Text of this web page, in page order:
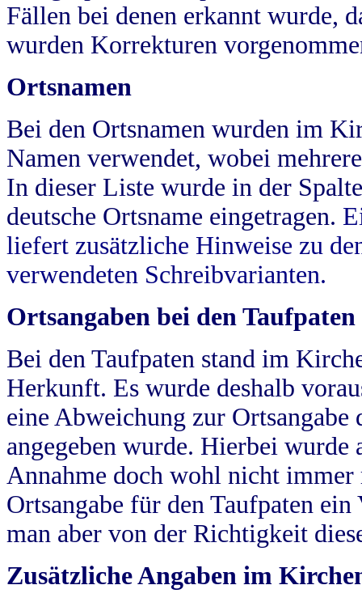
Fällen bei denen erkannt wurde,
wurden Korrekturen
Ortsnamen
Bei den Ortsnamen wurden im
Namen verwendet, wobei
In dieser Liste wurde in der
deutsche Ortsname eingetragen.
liefert zusätzliche Hinweise zu
verwendeten Schreibvarianten.
Ortsangaben bei den Taufpaten
Bei den Taufpaten stand im
Herkunft. Es wurde deshalb
eine Abweichung zur
angegeben wurde. Hierbei wurde
Annahme doch wohl nicht
Ortsangabe für den Taufpaten
man aber von der Richtigkeit
Zusätzliche Angaben im